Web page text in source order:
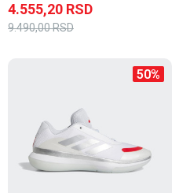
4.555,20 RSD
9.490,00RSD
50%